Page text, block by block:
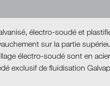
électro-soudé et
sur la partie
électro-soudé sont en
exclusif de fluidisation